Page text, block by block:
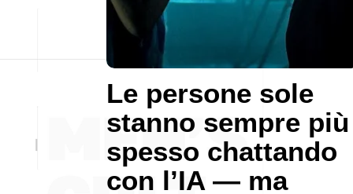
Le persone sole
stanno sempre più
spesso chattando
con l’IA — ma